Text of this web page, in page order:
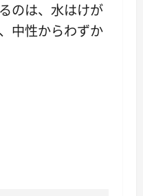
のは、水はけが
中性からわずか